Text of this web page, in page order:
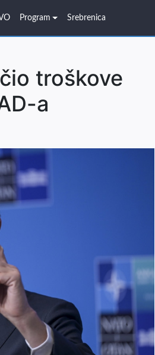
Program Srebrenica
troškove
a